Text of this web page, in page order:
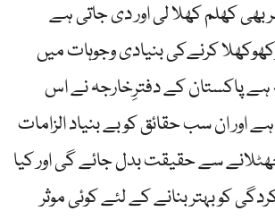
بھی کھلم کھلا لی اور دی جاتی ہے
کرنےکی بنیادی وجوہات میں
پاکستان کے دفترِخارجہ نے اس
اور ان سب حقائق کو بے بنیاد الزامات
سے حقیقت بدل جائے گی اور کیا
کو بہتر بنانے کے لئے کوئی موثر